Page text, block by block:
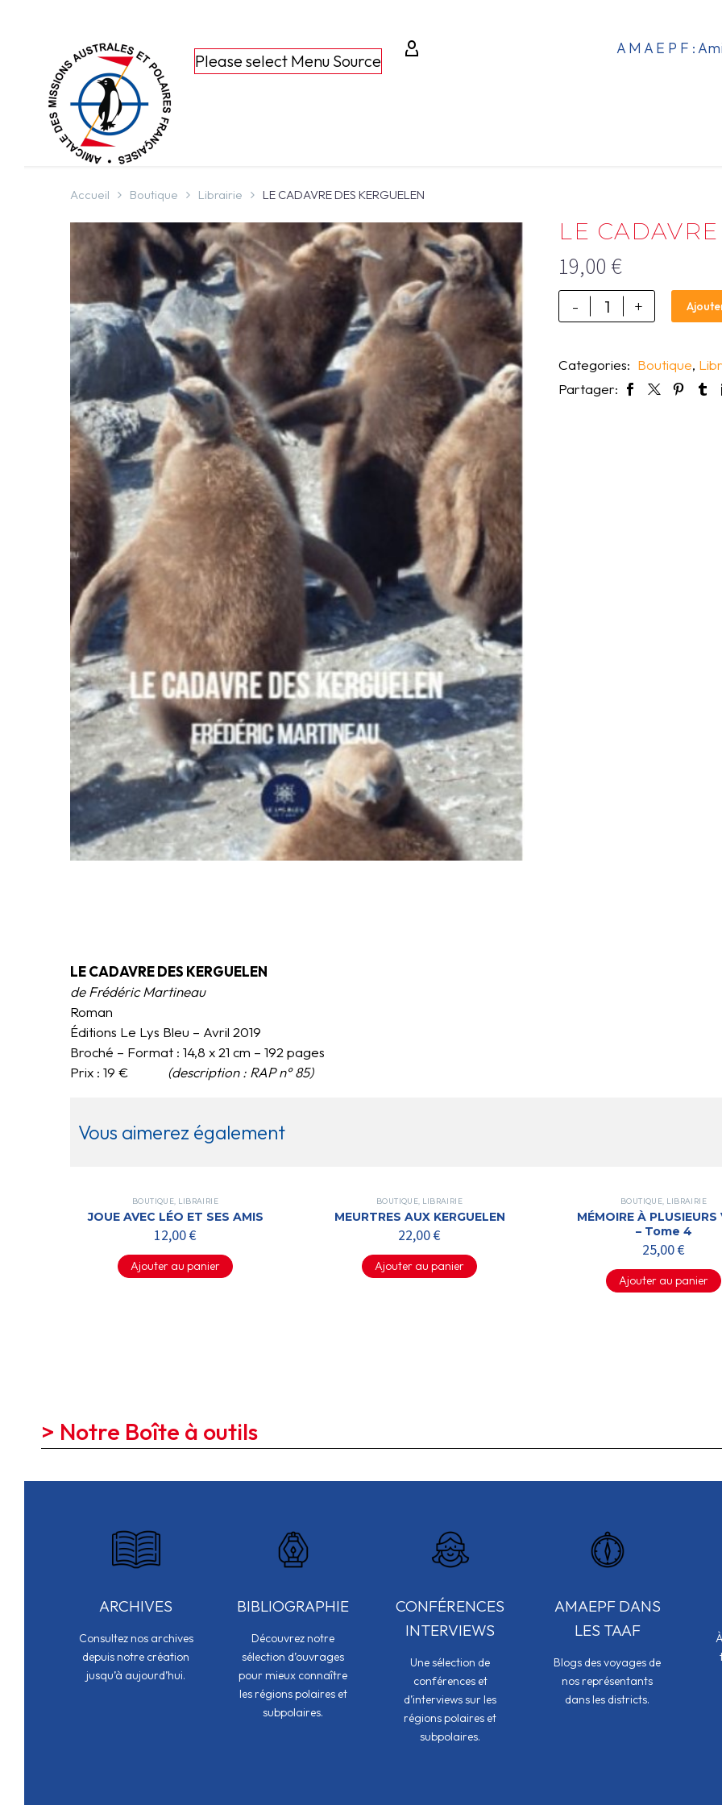
Please select Menu Source
A M A E P F :
Accueil Boutique Librairie LE CADAVRE DES KERGUELEN
LE
19,00 €
- +
Categories: Boutique,
Partager:
LE CADAVRE DES KERGUELEN
de Frédéric Martineau
Roman
Éditions Le Lys Bleu – Avril 2019
Broché – Format : 14,8 x 21 cm – 192 pages
Prix : 19 € (description : RAP n° 85)
Vous aimerez également
BOUTIQUE LIBRAIRIE
JOUE AVEC LÉO ET SES AMIS
12,00€
Ajouter au panier
BOUTIQUE LIBRAIRIE
MEURTRES AUX KERGUELEN
22,00€
Ajouter au panier
BOUTIQUE LIBRAIRIE
MÉMOIRE À PLUSIEURS
– Tome 4
25,00€
Ajouter au panier
> Notre Boîte à outils
ARCHIVES
Consultez nos archives
depuis notre création
jusqu’à aujourd’hui.
BIBLIOGRAPHIE
Découvrez notre
sélection d’ouvrages
pour mieux connaître
les régions polaires et
subpolaires.
CONFÉRENCES
INTERVIEWS
Une sélection de
conférences et
d’interviews sur les
régions polaires et
subpolaires.
AMAEPF DANS
LES TAAF
Blogs des voyages de
nos représentants
dans les districts.